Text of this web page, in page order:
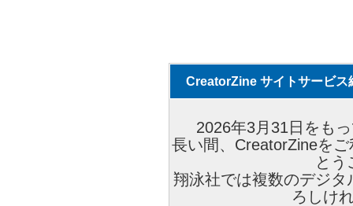
CreatorZine サイトサービス
2026年3月31日をも
長い間、CreatorZineを
とう
翔泳社では複数のデジ
ろしけ